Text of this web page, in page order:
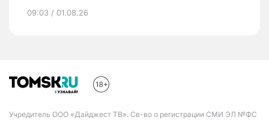
09:03 / 01.08.26
Учредитель ООО «Дайджест ТВ». Св-во о регистрации СМИ ЭЛ №ФС